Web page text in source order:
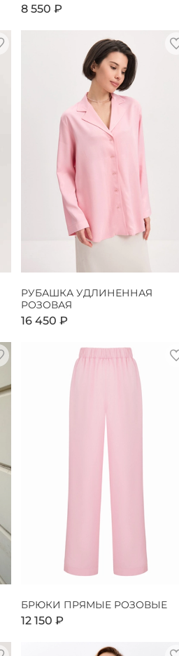
8 550 ₽
РУБАШКА УДЛИНЕННАЯ
РОЗОВАЯ
16 450 ₽
БРЮКИ ПРЯМЫЕ РОЗОВЫЕ
12 150 ₽